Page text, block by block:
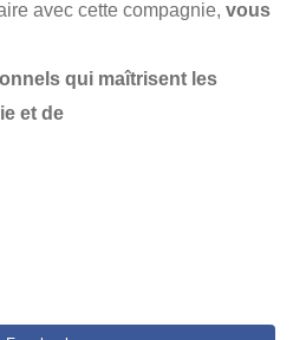
avec cette compagnie, vous
qui maîtrisent les
et de